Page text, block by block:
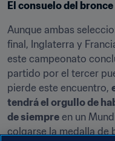
El consuelo del bronce
Aunque ambas
final, Inglaterra y
este campeonato
partido por el tercer
pierde este encuentro,
tendrá el orgullo de
de siempre en un
colgarse la medalla de